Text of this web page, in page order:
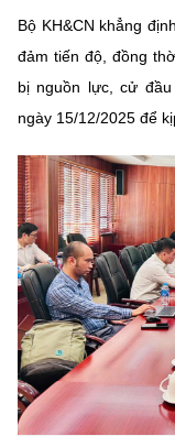
Bộ KH&CN khẳng
đảm tiến độ, đồng
bị nguồn lực, cử
ngày 15/12/2025 để